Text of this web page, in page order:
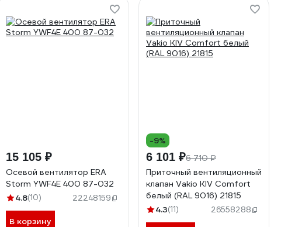
15 105 ₽
Осевой вентилятор ERA
Storm YWF4E 400 87-032
4.8(10) 22248159
В корзину
-9%
6 101 ₽6 710 ₽
Приточный вентиляционный
клапан Vakio KIV Comfort
белый (RAL 9016) 21815
4.3(11) 26558288